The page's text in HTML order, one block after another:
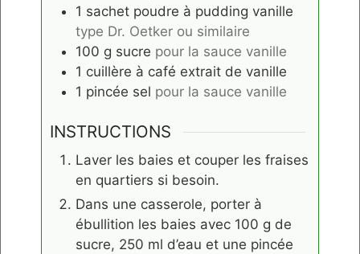
1 sachet poudre à pudding vanille
type Dr. Oetker ou similaire
100 g sucre pour la sauce vanille
1 cuillère à café extrait de vanille
1 pincée sel pour la sauce vanille
INSTRUCTIONS
Laver les baies et couper les fraises
en quartiers si besoin.
Dans une casserole, porter à
ébullition les baies avec 100 g de
sucre, 250 ml d’eau et une pincée